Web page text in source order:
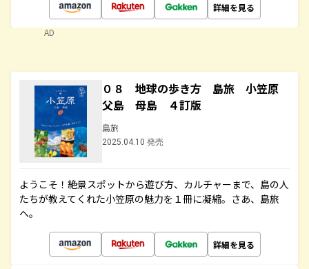
詳細を見る
AD
０８ 地球の歩き方 島旅 小笠原
父島 母島 ４訂版
島旅
2025.04.10 発売
ようこそ！絶景スポットから遊び方、カルチャーまで、島の人
たちが教えてくれた小笠原の魅力を１冊に凝縮。さあ、島旅
へ。
詳細を見る